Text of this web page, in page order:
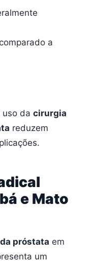
a
uso da cirurgia
reduzem
e Mato
próstata em
um